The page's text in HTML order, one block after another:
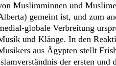
Muslimminnen und
gemeint ist, und zum
globale Verbreitung
und Klänge. In den
aus Ägypten stellt
der ersten und